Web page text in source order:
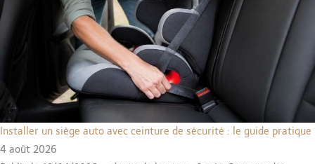
Installer un siège auto avec ceinture de sécurité : le guide pratique
4 août 2026